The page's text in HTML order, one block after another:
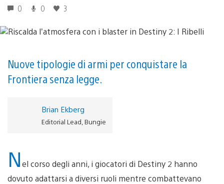
0 0 3
Nuove tipologie di armi per conquistare la
Frontiera senza legge.
Brian Ekberg
Editorial Lead, Bungie
Nel corso degli anni, i giocatori di Destiny 2 hanno
dovuto adattarsi a diversi ruoli mentre combattevano